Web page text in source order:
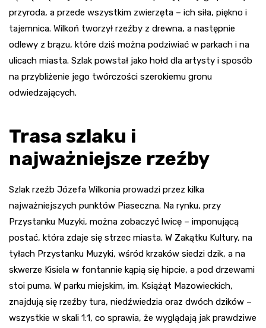
przyroda, a przede wszystkim zwierzęta – ich siła, piękno i
tajemnica. Wilkoń tworzył rzeźby z drewna, a następnie
odlewy z brązu, które dziś można podziwiać w parkach i na
ulicach miasta. Szlak powstał jako hołd dla artysty i sposób
na przybliżenie jego twórczości szerokiemu gronu
odwiedzających.
Trasa szlaku i
najważniejsze rzeźby
Szlak rzeźb Józefa Wilkonia prowadzi przez kilka
najważniejszych punktów Piaseczna. Na rynku, przy
Przystanku Muzyki, można zobaczyć lwicę – imponującą
postać, która zdaje się strzec miasta. W Zakątku Kultury, na
tyłach Przystanku Muzyki, wśród krzaków siedzi dzik, a na
skwerze Kisiela w fontannie kąpią się hipcie, a pod drzewami
stoi puma. W parku miejskim, im. Książąt Mazowieckich,
znajdują się rzeźby tura, niedźwiedzia oraz dwóch dzików –
wszystkie w skali 1:1, co sprawia, że wyglądają jak prawdziwe